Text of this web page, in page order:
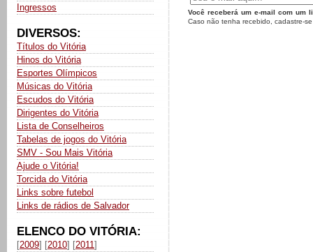
Ingressos
DIVERSOS:
Títulos do Vitória
Hinos do Vitória
Esportes Olímpicos
Músicas do Vitória
Escudos do Vitória
Dirigentes do Vitória
Lista de Conselheiros
Tabelas de jogos do Vitória
SMV - Sou Mais Vitória
Ajude o Vitória!
Torcida do Vitória
Links sobre futebol
Links de rádios de Salvador
ELENCO DO VITÓRIA:
[2009] [2010] [2011]
Você receberá um e-mail com um
Caso não tenha recebido, cadastre-